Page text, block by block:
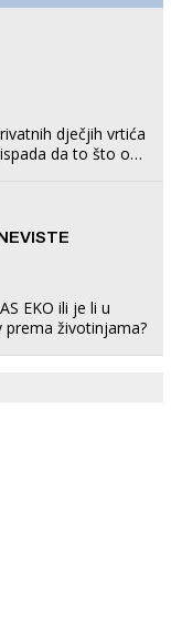
dječjih vrtića
da to što oni
EKO ili je li u
životinjama?